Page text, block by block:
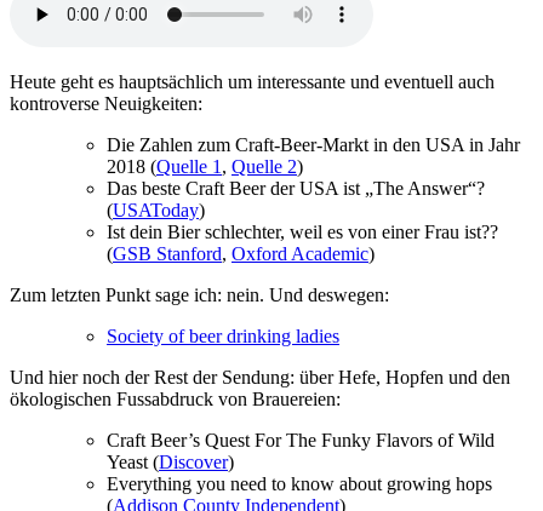
Heute geht es hauptsächlich um interessante und eventuell auch
kontroverse Neuigkeiten:
Die Zahlen zum Craft-Beer-Markt in den USA in Jahr
2018 (Quelle 1, Quelle 2)
Das beste Craft Beer der USA ist „The Answer“?
(USAToday)
Ist dein Bier schlechter, weil es von einer Frau ist??
(GSB Stanford, Oxford Academic)
Zum letzten Punkt sage ich: nein. Und deswegen:
Society of beer drinking ladies
Und hier noch der Rest der Sendung: über Hefe, Hopfen und den
ökologischen Fussabdruck von Brauereien:
Craft Beer’s Quest For The Funky Flavors of Wild
Yeast (Discover)
Everything you need to know about growing hops
(Addison County Independent)